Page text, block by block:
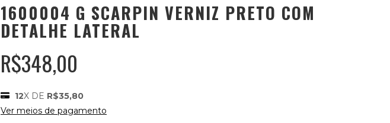
1600004 G SCARPIN VERNIZ PRETO COM
DETALHE LATERAL
R$348,00
12X DE R$35,80
Ver meios de pagamento